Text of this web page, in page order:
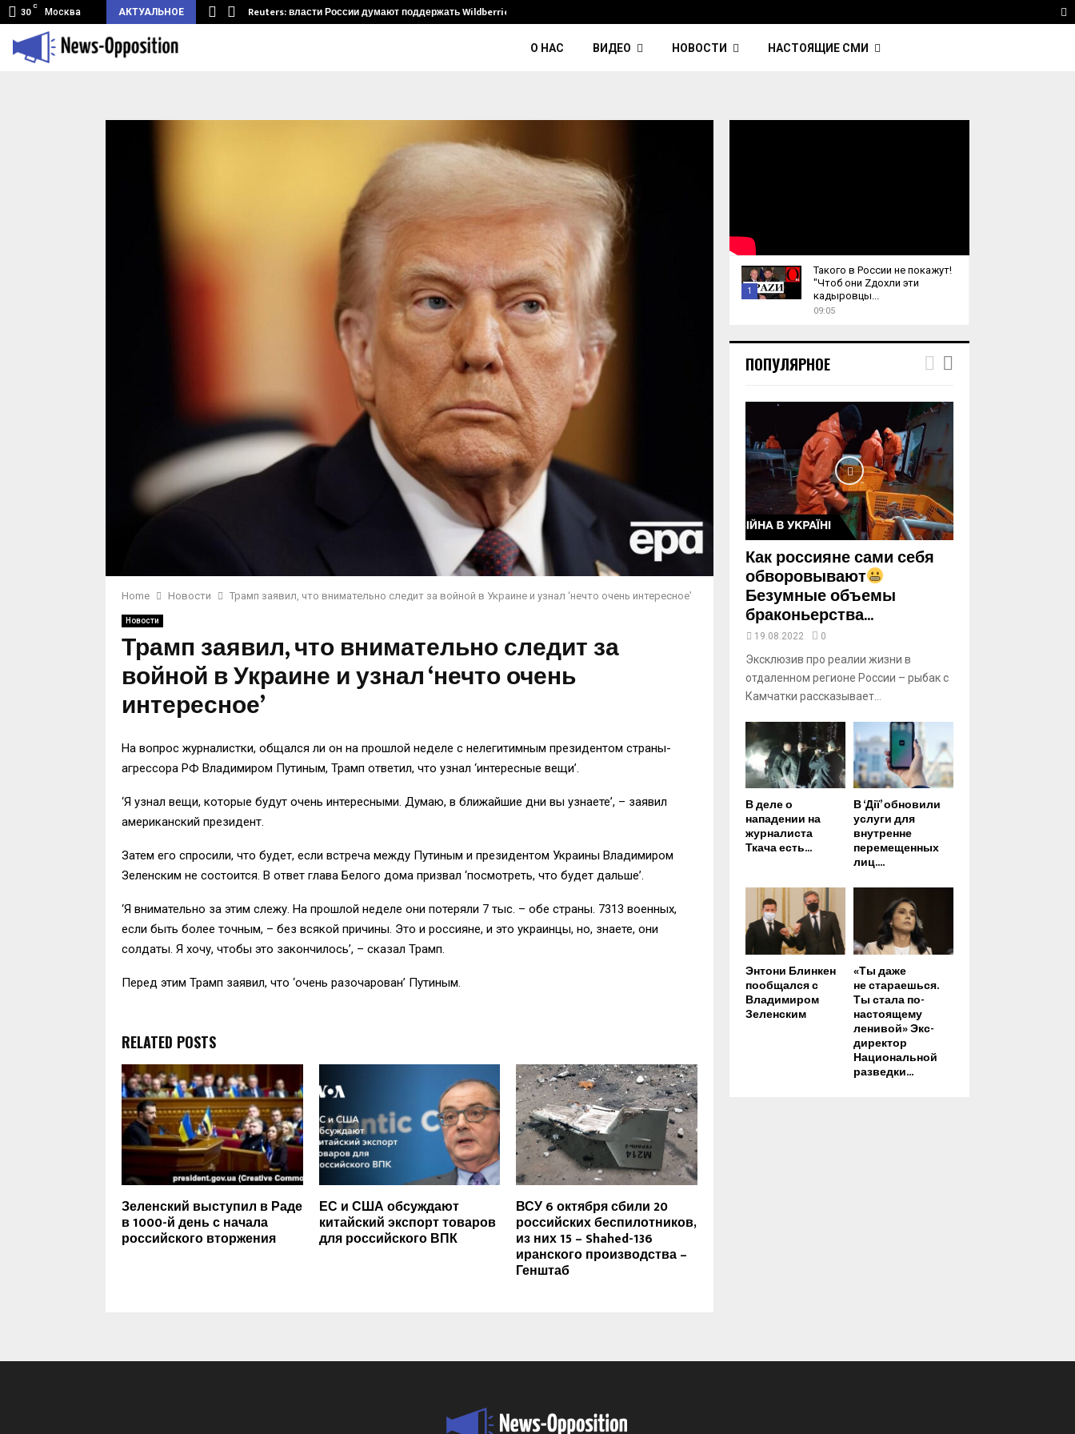
30
C
Москва АКТУАЛЬНОЕ
туннель из Беларуси.… Reuters: власти России думают поддержать Wildberries и его…
О НАС ВИДЕО НОВОСТИ НАСТОЯЩИЕ СМИ
Home Новости Трамп заявил, что внимательно следит за войной в Украине и узнал ‘нечто очень интересное’
Новости
Трамп заявил, что внимательно следит за
войной в Украине и узнал ‘нечто очень
интересное’
На вопрос журналистки, общался ли он на прошлой неделе с нелегитимным президентом страны-
агрессора РФ Владимиром Путиным, Трамп ответил, что узнал ‘интересные вещи’.
‘Я узнал вещи, которые будут очень интересными. Думаю, в ближайшие дни вы узнаете’, – заявил
американский президент.
Затем его спросили, что будет, если встреча между Путиным и президентом Украины Владимиром
Зеленским не состоится. В ответ глава Белого дома призвал ‘посмотреть, что будет дальше’.
‘Я внимательно за этим слежу. На прошлой неделе они потеряли 7 тыс. – обе страны. 7313 военных,
если быть более точным, – без всякой причины. Это и россияне, и это украинцы, но, знаете, они
солдаты. Я хочу, чтобы это закончилось’, – сказал Трамп.
Перед этим Трамп заявил, что ‘очень разочарован’ Путиным.
RELATED POSTS
Зеленский выступил в Раде
в 1000-й день с начала
российского вторжения
ЕС и США обсуждают
китайский экспорт товаров
для российского ВПК
ВСУ 6 октября сбили 20
российских беспилотников,
из них 15 – Shahed-136
иранского производства –
Генштаб
1
u
m
u
b
e
Такого в России не покажут!
"Чтоб они Zдохли эти
кадыровцы...
09:05
ПОПУЛЯРНОЕ
Как россияне сами себя
обворовывают
Безумные объемы
браконьерства...
19.08.2022 0
Эксклюзив про реалии жизни в
отдаленном регионе России – рыбак с
Камчатки рассказывает...
В деле о
нападении на
журналиста
Ткача есть...
В ‘Дії’ обновили
услуги для
внутренне
перемещенных
лиц....
Энтони Блинкен
пообщался с
Владимиром
Зеленским
«Ты даже
не стараешься.
Ты стала по-
настоящему
ленивой» Экс-
директор
Национальной
разведки...